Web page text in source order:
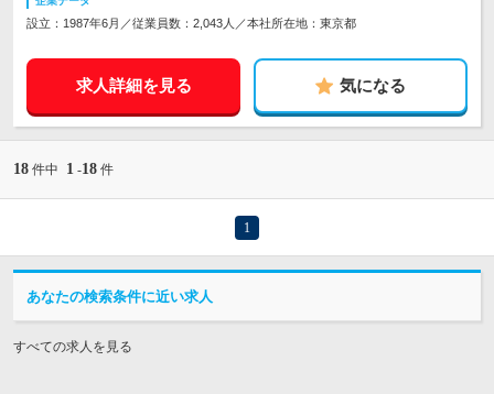
設立：1987年6月／従業員数：2,043人／本社所在地：東京都
求人詳細を見る 気になる
18 件中 1 -18 件
1
あなたの検索条件に近い求人
すべての求人を見る